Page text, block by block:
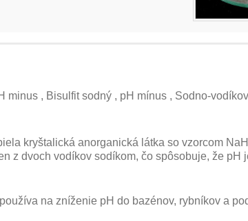
minus , Bisulfit sodný , pH mínus , Sodno-
kryštalická anorganická látka so vzorcom
z dvoch vodíkov sodíkom, čo spôsobuje, že pH
na zníženie pH do bazénov, rybníkov a